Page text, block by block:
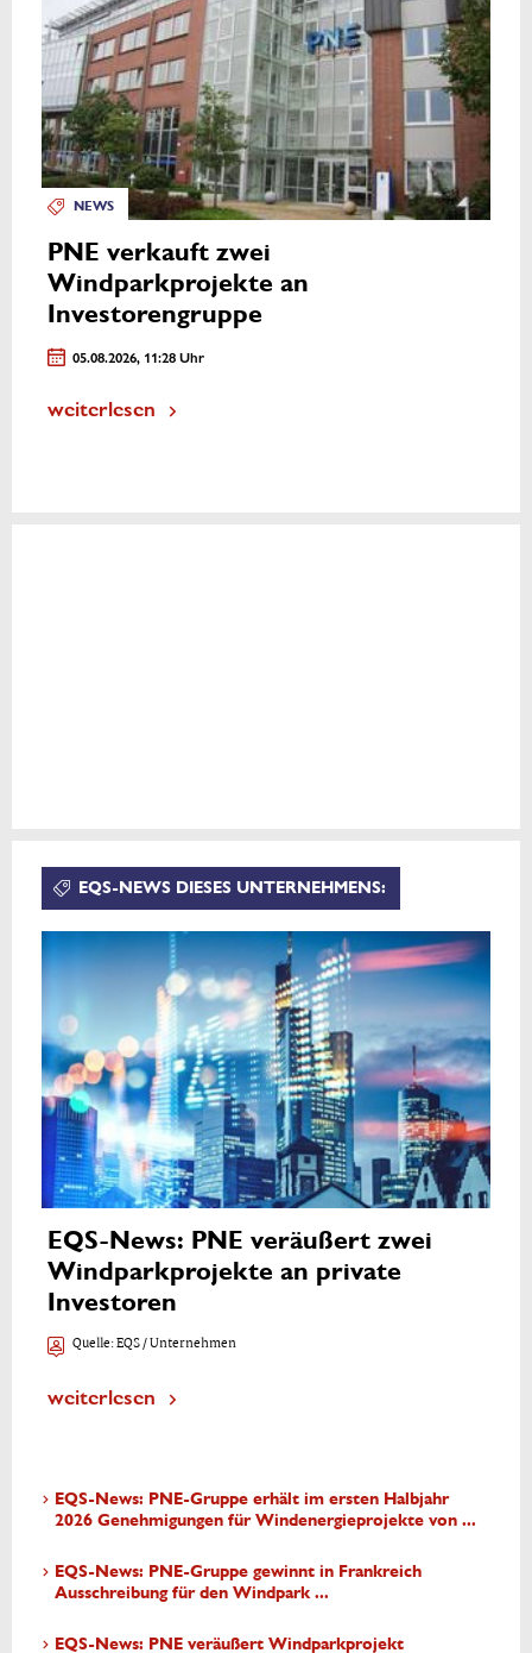
NEWS
PNE verkauft zwei
Windparkprojekte an
Investorengruppe
05.08.2026, 11:28 Uhr
weiterlesen
EQS-NEWS DIESES UNTERNEHMENS:
EQS-News: PNE veräußert zwei
Windparkprojekte an private
Investoren
Quelle:EQS / Unternehmen
weiterlesen
EQS-News: PNE-Gruppe erhält im ersten Halbjahr
2026 Genehmigungen für Windenergieprojekte von ...
EQS-News: PNE-Gruppe gewinnt in Frankreich
Ausschreibung für den Windpark ...
EQS-News: PNE veräußert Windparkprojekt